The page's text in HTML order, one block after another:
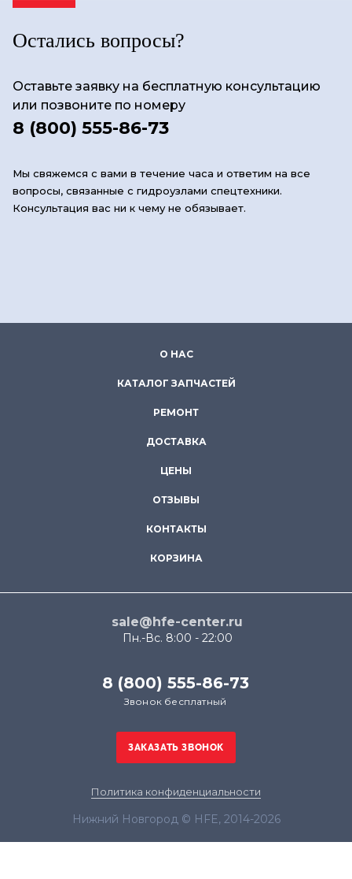
Остались вопросы?
Оставьте заявку на бесплатную консультацию
или позвоните по номеру
8 (800) 555-86-73
Мы свяжемся с вами в течение часа и ответим на все
вопросы, связанные с гидроузлами спецтехники.
Консультация вас ни к чему не обязывает.
О НАС
КАТАЛОГ ЗАПЧАСТЕЙ
РЕМОНТ
ДОСТАВКА
ЦЕНЫ
ОТЗЫВЫ
КОНТАКТЫ
КОРЗИНА
sale@hfe-center.ru
Пн.-Вс. 8:00 - 22:00
8 (800) 555-86-73
Звонок бесплатный
Политика конфиденциальности
Нижний Новгород © HFE, 2014-2026